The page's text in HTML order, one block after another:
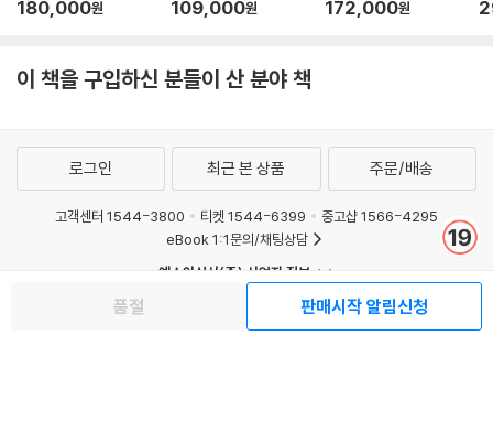
180,000원 109,000원 172,000원
이 책을 구입하신 분들이 산 분야 책
품절 판매시작 알림신청
로그인 최근 본 상품 주문/배송
고객센터 1544-3800 티켓 1544-6399
중고샵 1566-4295
eBook 1:1문의/채팅상담
예스이십사(주) 사업자 정보
이용약관
청소년보호정책
회사소개
거래처관계자께